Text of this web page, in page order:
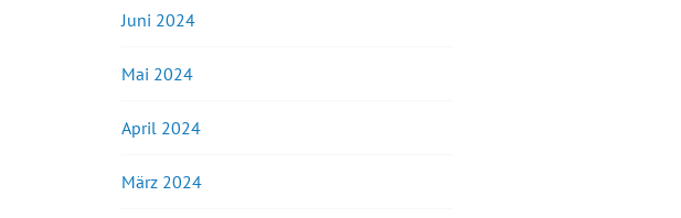
Juni 2024
Mai 2024
April 2024
März 2024